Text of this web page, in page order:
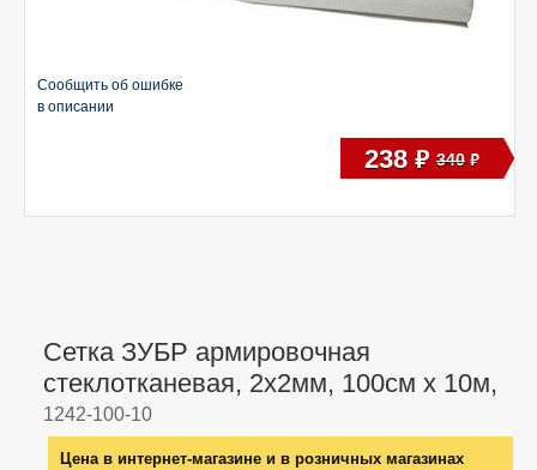
Сетка ЗУБР армировочная
стеклотканевая, 2х2мм, 100см х 10м,
1242-100-10
Цена в интернет-магазине и в розничных магазинах
Сообщить об ошибке
в описании
238 руб 340 руб